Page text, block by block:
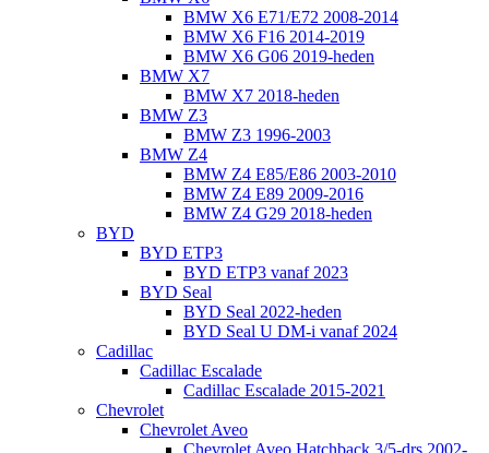
BMW X6 E71/E72 2008-2014
BMW X6 F16 2014-2019
BMW X6 G06 2019-heden
BMW X7
BMW X7 2018-heden
BMW Z3
BMW Z3 1996-2003
BMW Z4
BMW Z4 E85/E86 2003-2010
BMW Z4 E89 2009-2016
BMW Z4 G29 2018-heden
BYD
BYD ETP3
BYD ETP3 vanaf 2023
BYD Seal
BYD Seal 2022-heden
BYD Seal U DM-i vanaf 2024
Cadillac
Cadillac Escalade
Cadillac Escalade 2015-2021
Chevrolet
Chevrolet Aveo
Chevrolet Aveo Hatchback 3/5-drs 2002-